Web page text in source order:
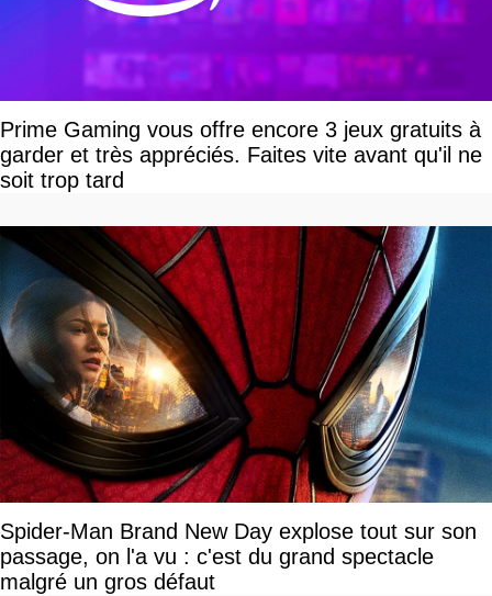
Prime Gaming vous offre encore 3 jeux gratuits à
garder et très appréciés. Faites vite avant qu'il ne
soit trop tard
Spider-Man Brand New Day explose tout sur son
passage, on l'a vu : c'est du grand spectacle
malgré un gros défaut